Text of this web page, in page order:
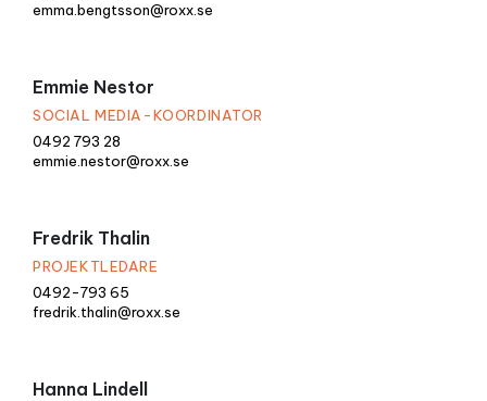
emma.bengtsson@roxx.se
Emmie Nestor
SOCIAL MEDIA-KOORDINATOR
0492 793 28
emmie.nestor@roxx.se
Fredrik Thalin
PROJEKTLEDARE
0492-793 65
fredrik.thalin@roxx.se
Hanna Lindell